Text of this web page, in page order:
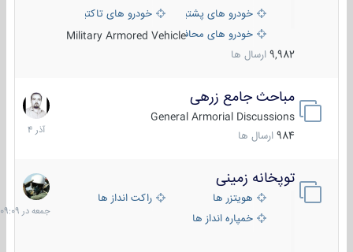
خودرو های پشتیبانی آتش ، شناسایی و ضد تانک
خودرو های تاکتیکی نظامی
خودرو های محافظت شدهMilitary Armored Vehicle
9,982 ارسال ها
مباحث جامع زرهی
General Armorial Discussions
984 ارسال ها
7
آذر
1404
توپخانه زمینی
هویتزر ها
راکت انداز ها
خمپاره انداز ها
جمعه
در
09:09